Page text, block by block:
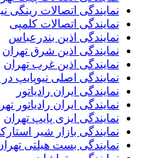
نمایندگی اتصالات رینگی
نمایندگی اتصالات کلمپی
نمایندگی اذین بندرعباس
نمایندگی اذین شرق تهران
نمایندگی اذین غرب تهران
نمایندگی اصلی نیوپایپ در
نمایندگی ایران رادیاتور
نمایندگی ایران رادیاتور
نمایندگی ایزی پایپ تهران
نمایندگی بازار شیر
نمایندگی بست هیلتی